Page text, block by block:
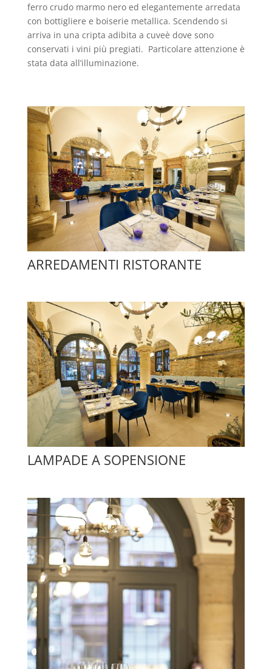
ferro crudo marmo nero ed elegantemente arredata
con bottigliere e boiserie metallica. Scendendo si
arriva in una cripta adibita a cuveè dove sono
conservati i vini più pregiati. Particolare attenzione è
stata data all’illuminazione.
ARREDAMENTI RISTORANTE
LAMPADE A SOPENSIONE